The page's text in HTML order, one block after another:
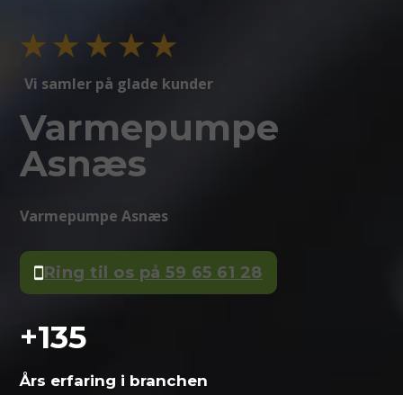
Vi samler på glade kunder
Varmepumpe
Asnæs
Varmepumpe Asnæs
Ring til os på 59 65 61 28
+135
Års erfaring i branchen